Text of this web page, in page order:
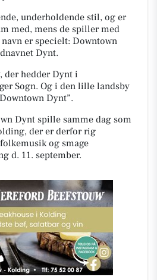
underholdende stil, og er
med, mens de spiller med
er specielt: Downtown
Dynt.
der hedder Dynt i
Sogn. Og i den lille landsby
Dynt”.
Dynt spille samme dag som
der er derfor rig
og smage
d. 11. september.